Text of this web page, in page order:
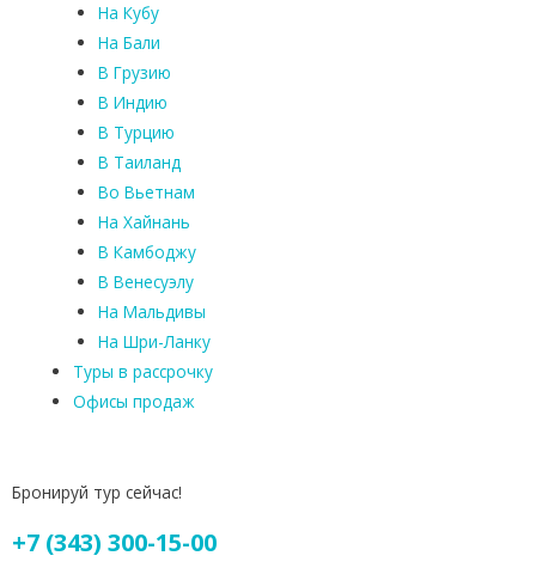
На Кубу
На Бали
В Грузию
В Индию
В Турцию
В Таиланд
Во Вьетнам
На Хайнань
В Камбоджу
В Венесуэлу
На Мальдивы
На Шри-Ланку
Туры в рассрочку
Офисы продаж
Бронируй тур сейчас!
+7 (343) 300-15-00